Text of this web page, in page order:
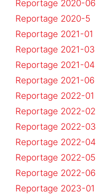
Reportage 2020-06
Reportage 2020-5
Reportage 2021-01
Reportage 2021-03
Reportage 2021-04
Reportage 2021-06
Reportage 2022-01
Reportage 2022-02
Reportage 2022-03
Reportage 2022-04
Reportage 2022-05
Reportage 2022-06
Reportage 2023-01